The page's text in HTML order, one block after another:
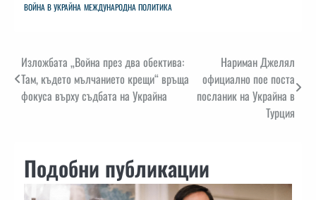
ВОЙНА В УКРАЙНА МЕЖДУНАРОДНА ПОЛИТИКА
Навигация
Изложбата „Война през два обектива:
Там, където мълчанието крещи“ връща
фокуса върху съдбата на Украйна
Нариман Джелял
официално пое поста
посланик на Украйна в
Турция
Подобни публикации